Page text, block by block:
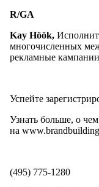
R/GA
Kay Höök,
многочисленных
рекламные
Успейте
Узнать больше, о
на
(495) 775-1280